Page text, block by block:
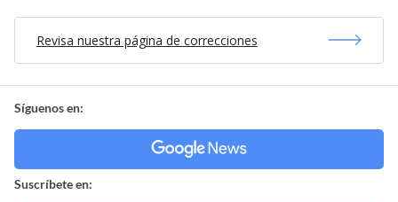
Revisa nuestra página de correcciones
Síguenos en:
Suscríbete en: